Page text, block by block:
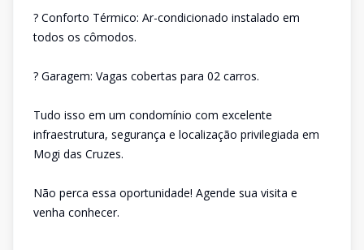
? Conforto Térmico: Ar-condicionado instalado em
todos os cômodos.
? Garagem: Vagas cobertas para 02 carros.
Tudo isso em um condomínio com excelente
infraestrutura, segurança e localização privilegiada em
Mogi das Cruzes.
Não perca essa oportunidade! Agende sua visita e
venha conhecer.